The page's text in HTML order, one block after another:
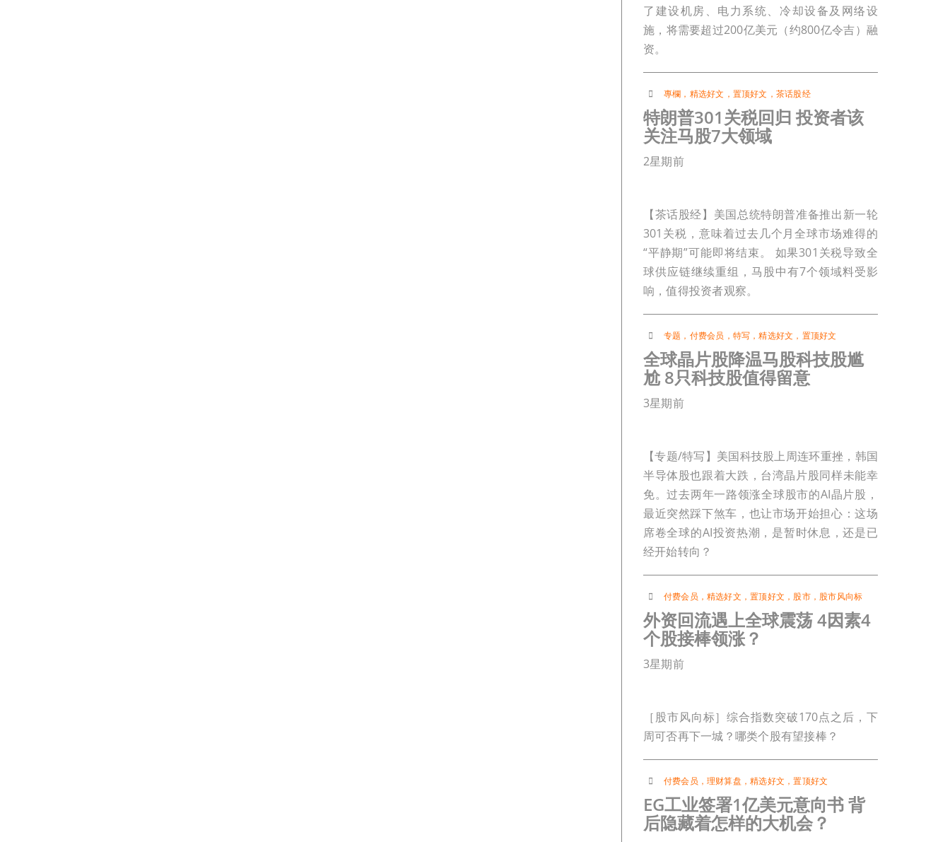
了建设机房、电力系统、冷却设备及网络设
施，将需要超过200亿美元（约800亿令吉）融
资。
專欄 ， 精选好文 ， 置顶好文 ， 茶话股经
特朗普301关税回归 投资者该
关注马股7大领域
2星期前
【茶话股经】美国总统特朗普准备推出新一轮
301关税，意味着过去几个月全球市场难得的
“平静期”可能即将结束。 如果301关税导致全
球供应链继续重组，马股中有7个领域料受影
响，值得投资者观察。
专题 ， 付费会员 ， 特写 ，精选好文 ， 置顶好文
全球晶片股降温马股科技股尴
尬 8只科技股值得留意
3星期前
【专题/特写】美国科技股上周连环重挫，韩国
半导体股也跟着大跌，台湾晶片股同样未能幸
免。过去两年一路领涨全球股市的AI晶片股，
最近突然踩下煞车，也让市场开始担心：这场
席卷全球的AI投资热潮，是暂时休息，还是已
经开始转向？
付费会员 ，精选好文 ，置顶好文 ， 股市， 股市风向标
外资回流遇上全球震荡 4因素4
个股接棒领涨？
3星期前
［股市风向标］综合指数突破170点之后，下
周可否再下一城？哪类个股有望接棒？
付费会员 ，理财算盘 ，精选好文 ，置顶好文
EG工业签署1亿美元意向书 背
后隐藏着怎样的大机会？